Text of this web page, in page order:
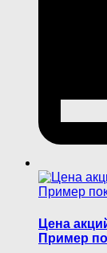
Цена
Пример